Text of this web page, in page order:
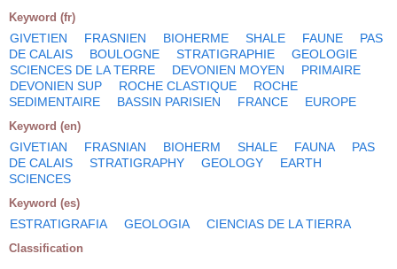
Keyword (fr)
GIVETIEN FRASNIEN BIOHERME SHALE FAUNE
PAS
DE CALAIS
BOULOGNE STRATIGRAPHIE
GEOLOGIE
SCIENCES DE LA TERRE
DEVONIEN MOYEN
PRIMAIRE
DEVONIEN SUP
ROCHE CLASTIQUE
ROCHE
SEDIMENTAIRE
BASSIN PARISIEN FRANCE EUROPE
Keyword (en)
GIVETIAN FRASNIAN BIOHERM SHALE FAUNA
PAS
DE CALAIS
STRATIGRAPHY GEOLOGY
EARTH
SCIENCES
Keyword (es)
ESTRATIGRAFIA GEOLOGIA CIENCIAS DE LA TIERRA
Classification